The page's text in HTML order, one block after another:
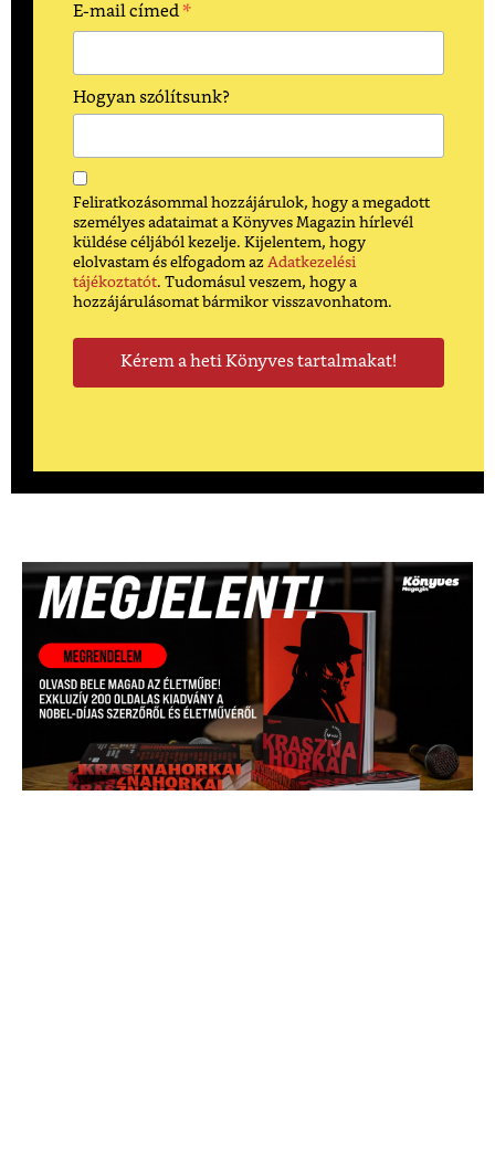
E-mail címed *
Hogyan szólítsunk?
Feliratkozásommal hozzájárulok, hogy a megadott
személyes adataimat a Könyves Magazin hírlevél
küldése céljából kezelje. Kijelentem, hogy
elolvastam és elfogadom az Adatkezelési
tájékoztatót. Tudomásul veszem, hogy a
hozzájárulásomat bármikor visszavonhatom.